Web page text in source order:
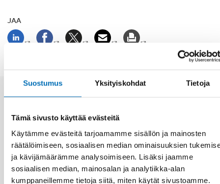
Suostumus Yksityiskohdat Tietoja
Tämä sivusto käyttää evästeitä
Käytämme evästeitä tarjoamamme sisällön ja mainosten
räätälöimiseen, sosiaalisen median ominaisuuksien
ja kävijämäärämme analysoimiseen. Lisäksi jaamme
sosiaalisen median, mainosalan ja analytiikka-alan
kumppaneillemme tietoja siitä, miten käytät sivustoamme.
JAA